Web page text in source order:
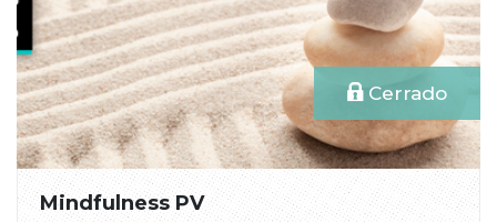
Cerrado
Mindfulness PV